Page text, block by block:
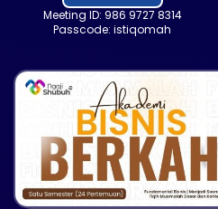
Meeting ID: 986 9727 8314
Passcode: istiqomah